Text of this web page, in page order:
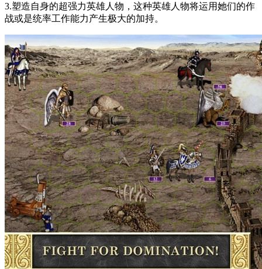
3.塑造自身的超强力英雄人物，这种英雄人物将运用她们的作
战或是统率工作能力产生极大的加持。